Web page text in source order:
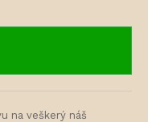
na veškerý náš